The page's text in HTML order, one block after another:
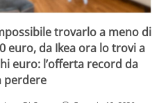
trovarlo a meno di
euro, da Ikea ora lo trovi a
euro: l’offerta record da
perdere